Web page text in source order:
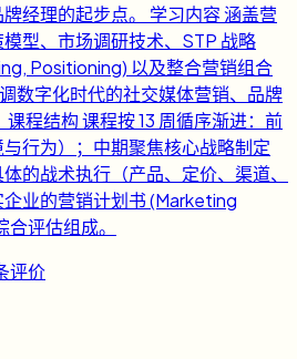
经理的起步点。 学习内容 涵盖营
型、市场调研技术、STP 战略
Positioning) 以及整合营销组合
数字化时代的社交媒体营销、品牌
程结构 课程按 13 周循序渐进：前
行为）；中期聚焦核心战略制定
的战术执行（产品、定价、渠道、
业的营销计划书 (Marketing
评估组成。
评价